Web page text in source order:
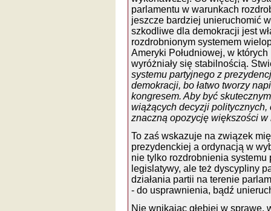
parlamentu w warunkach
jeszcze bardziej unieruchomić
szkodliwe dla demokracji jest
rozdrobnionym systemem
Ameryki Południowej, w
wyróżniały się stabilnością.
systemu partyjnego z
demokracji, bo łatwo tworzy
kongresem. Aby być
wiążących decyzji
znaczną opozycję większości w
To zaś wskazuje na związek
prezydenckiej a ordynacją w
nie tylko rozdrobnienia systemu
legislatywy, ale też dyscypliny
działania partii na terenie
- do usprawnienia, bądź
Nie wnikając głębiej w sprawę,